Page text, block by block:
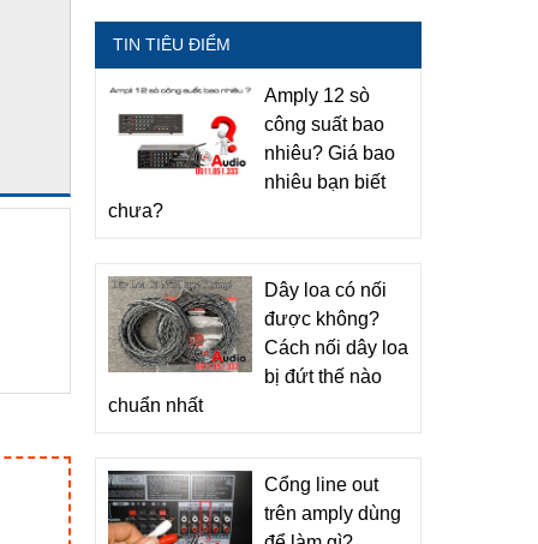
TIN TIÊU ĐIỂM
Amply 12 sò
công suất bao
nhiêu? Giá bao
nhiêu bạn biết
chưa?
Dây loa có nối
được không?
Cách nối dây loa
bị đứt thế nào
chuẩn nhất
Cổng line out
trên amply dùng